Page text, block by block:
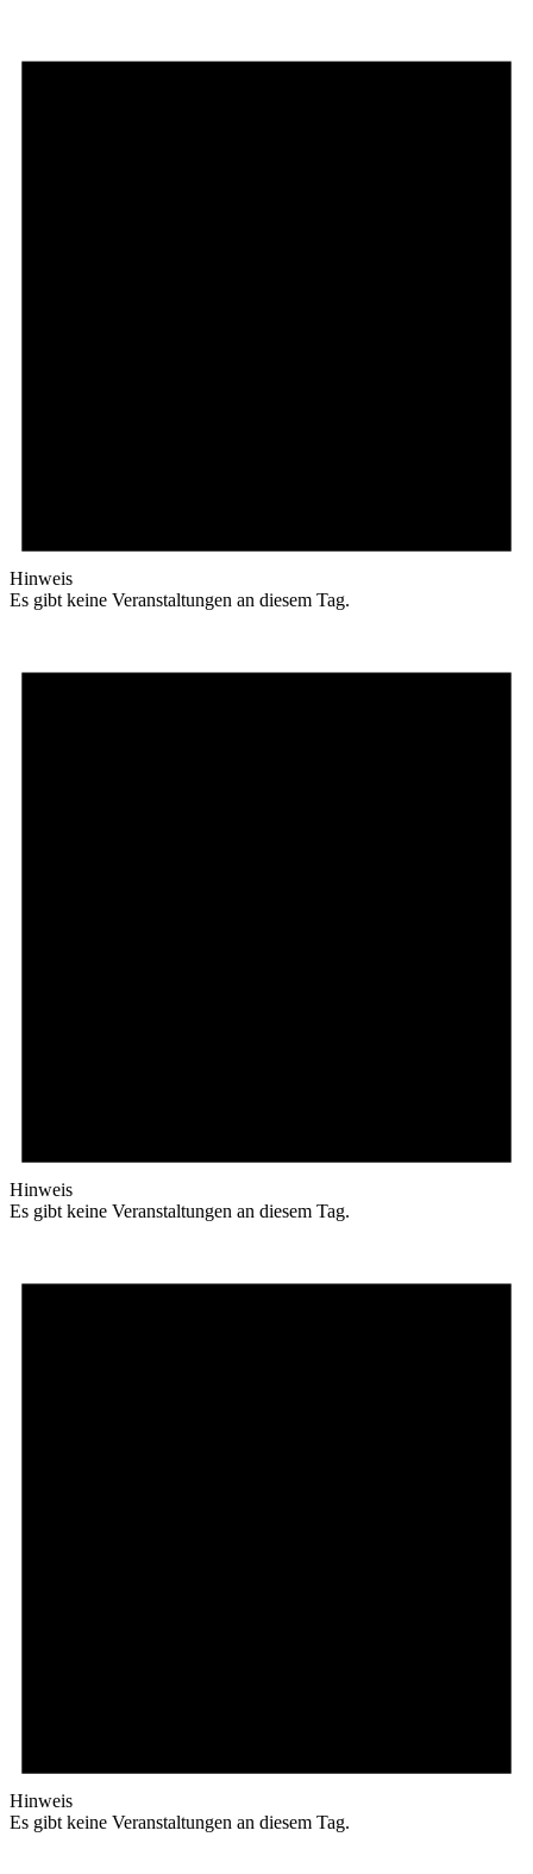
Hinweis
Es gibt keine Veranstaltungen an diesem Tag.
Hinweis
Es gibt keine Veranstaltungen an diesem Tag.
Hinweis
Es gibt keine Veranstaltungen an diesem Tag.